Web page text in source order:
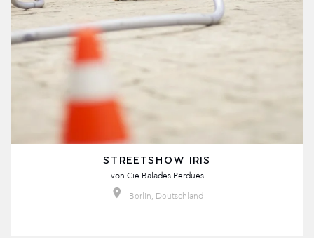
STREETSHOW IRIS
von Cie Balades Perdues
Berlin, Deutschland